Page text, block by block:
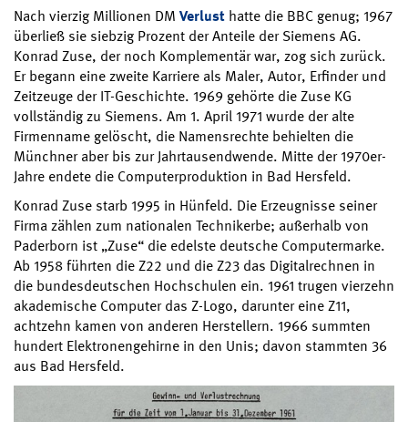
Nach vierzig Millionen DM Verlust hatte die BBC genug; 1967
überließ sie siebzig Prozent der Anteile der Siemens AG.
Konrad Zuse, der noch Komplementär war, zog sich zurück.
Er begann eine zweite Karriere als Maler, Autor, Erfinder und
Zeitzeuge der IT-Geschichte. 1969 gehörte die Zuse KG
vollständig zu Siemens. Am 1. April 1971 wurde der alte
Firmenname gelöscht, die Namensrechte behielten die
Münchner aber bis zur Jahrtausendwende. Mitte der 1970er-
Jahre endete die Computerproduktion in Bad Hersfeld.
Konrad Zuse starb 1995 in Hünfeld. Die Erzeugnisse seiner
Firma zählen zum nationalen Technikerbe; außerhalb von
Paderborn ist „Zuse“ die edelste deutsche Computermarke.
Ab 1958 führten die Z22 und die Z23 das Digitalrechnen in
die bundesdeutschen Hochschulen ein. 1961 trugen vierzehn
akademische Computer das Z-Logo, darunter eine Z11,
achtzehn kamen von anderen Herstellern. 1966 summten
hundert Elektronengehirne in den Unis; davon stammten 36
aus Bad Hersfeld.